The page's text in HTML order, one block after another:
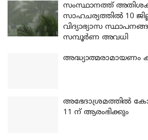
സംസ്ഥാനത്ത്
സാഹചര്യത്തിൽ 10
വിദ്യാഭ്യാസ
സമ്പൂർണ അവധി
അദ്ധ്യാത്മരാമായണം
അഭേദാശ്രമത്തില്‍
11 ന് ആരംഭിക്കും